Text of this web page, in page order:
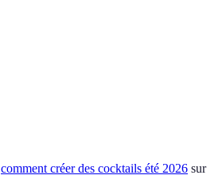
comment créer des cocktails été 2026 sur